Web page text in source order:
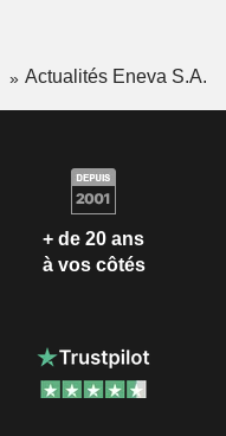
Actualités Eneva S.A.
+ de 20 ans
à vos côtés